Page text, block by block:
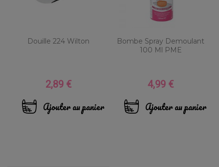
Douille 224 Wilton
Prix
2,89 €
Ajouter au panier
Bombe Spray Demoulant
100 Ml PME
Prix
4,99 €
Ajouter au panier